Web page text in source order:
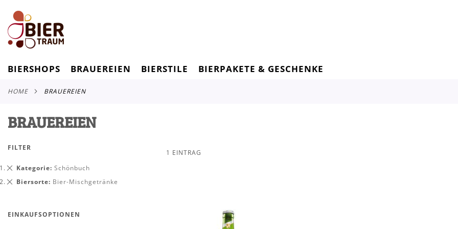
BIERSHOPS BRAUEREIEN BIERSTILE BIERPAKETE & GESCHENKE
HOME BRAUEREIEN
BRAUEREIEN
1 EINTRAG
FILTER
Kategorie Schönbuch
Dies
Biersorte Bier-Mischgetränke
Dies
EINKAUFSOPTIONEN